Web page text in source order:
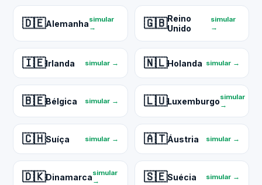
🇩🇪Alemanhasimular
→
🇬🇧Reino
Unido
simular
→
🇮🇪Irlanda simular → 🇳🇱Holanda simular →
🇧🇪Bélgica simular → 🇱🇺Luxemburgosimular
→
🇨🇭Suíça simular → 🇦🇹Áustria simular →
🇩🇰Dinamarcasimular
→
🇸🇪Suécia simular →